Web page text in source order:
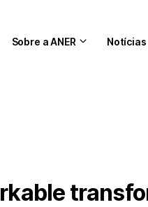
Sobre a ANER Notícias